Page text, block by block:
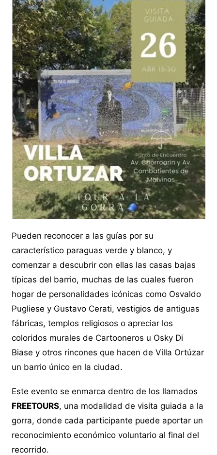
Pueden reconocer a las guías por su
característico paraguas verde y blanco, y
comenzar a descubrir con ellas las casas bajas
típicas del barrio, muchas de las cuales fueron
hogar de personalidades icónicas como Osvaldo
Pugliese y Gustavo Cerati, vestigios de antiguas
fábricas, templos religiosos o apreciar los
coloridos murales de Cartooneros u Osky Di
Biase y otros rincones que hacen de Villa Ortúzar
un barrio único en la ciudad.
Este evento se enmarca dentro de los llamados
FREETOURS, una modalidad de visita guiada a la
gorra, donde cada participante puede aportar un
reconocimiento económico voluntario al final del
recorrido.